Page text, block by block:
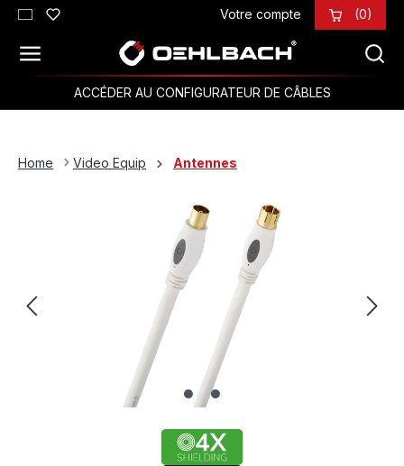
Passer au contenu principal Votre compte (0)
ACCÉDER AU CONFIGURATEUR DE CÂBLES
Home Video Equip Antennes